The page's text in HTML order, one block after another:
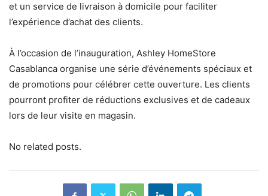
et un service de livraison à domicile pour faciliter
l’expérience d’achat des clients.
À l’occasion de l’inauguration, Ashley HomeStore
Casablanca organise une série d’événements spéciaux et
de promotions pour célébrer cette ouverture. Les clients
pourront profiter de réductions exclusives et de cadeaux
lors de leur visite en magasin.
No related posts.